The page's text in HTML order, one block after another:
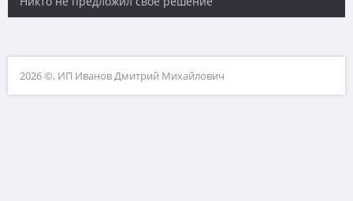
2026 ©, ИП Иванов Дмитрий Михайлович